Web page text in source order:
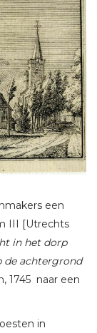
een
III [Utrechts
in het dorp
de achtergrond
1745 naar een
in